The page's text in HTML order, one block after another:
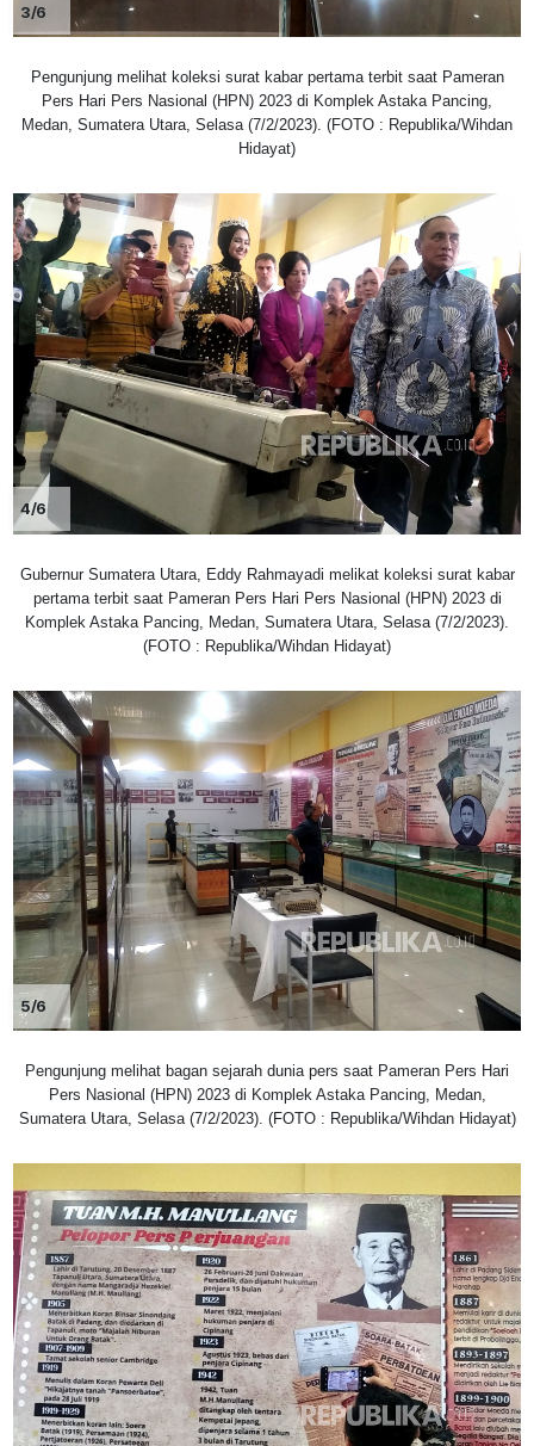
3/6
Pengunjung melihat koleksi surat kabar pertama terbit saat Pameran
Pers Hari Pers Nasional (HPN) 2023 di Komplek Astaka Pancing,
Medan, Sumatera Utara, Selasa (7/2/2023). (FOTO : Republika/Wihdan
Hidayat)
4/6
Gubernur Sumatera Utara, Eddy Rahmayadi melikat koleksi surat kabar
pertama terbit saat Pameran Pers Hari Pers Nasional (HPN) 2023 di
Komplek Astaka Pancing, Medan, Sumatera Utara, Selasa (7/2/2023).
(FOTO : Republika/Wihdan Hidayat)
5/6
Pengunjung melihat bagan sejarah dunia pers saat Pameran Pers Hari
Pers Nasional (HPN) 2023 di Komplek Astaka Pancing, Medan,
Sumatera Utara, Selasa (7/2/2023). (FOTO : Republika/Wihdan Hidayat)